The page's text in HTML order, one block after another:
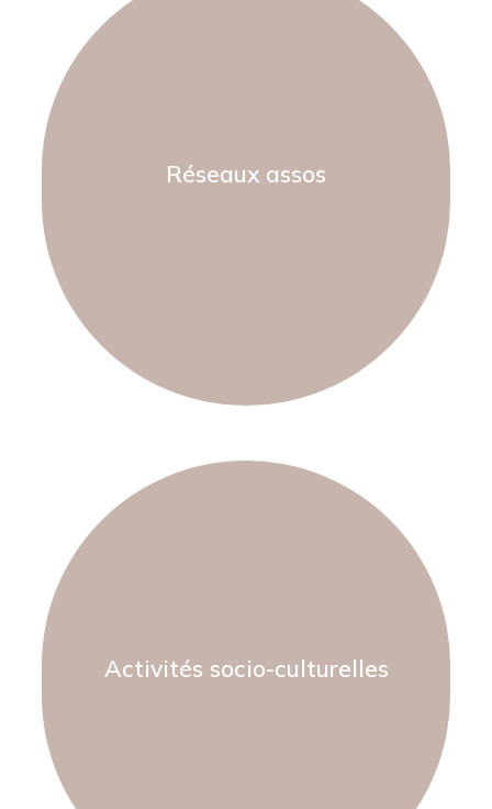
Réseaux assos
En savoir plus
Activités socio-culturelles
En savoir plus